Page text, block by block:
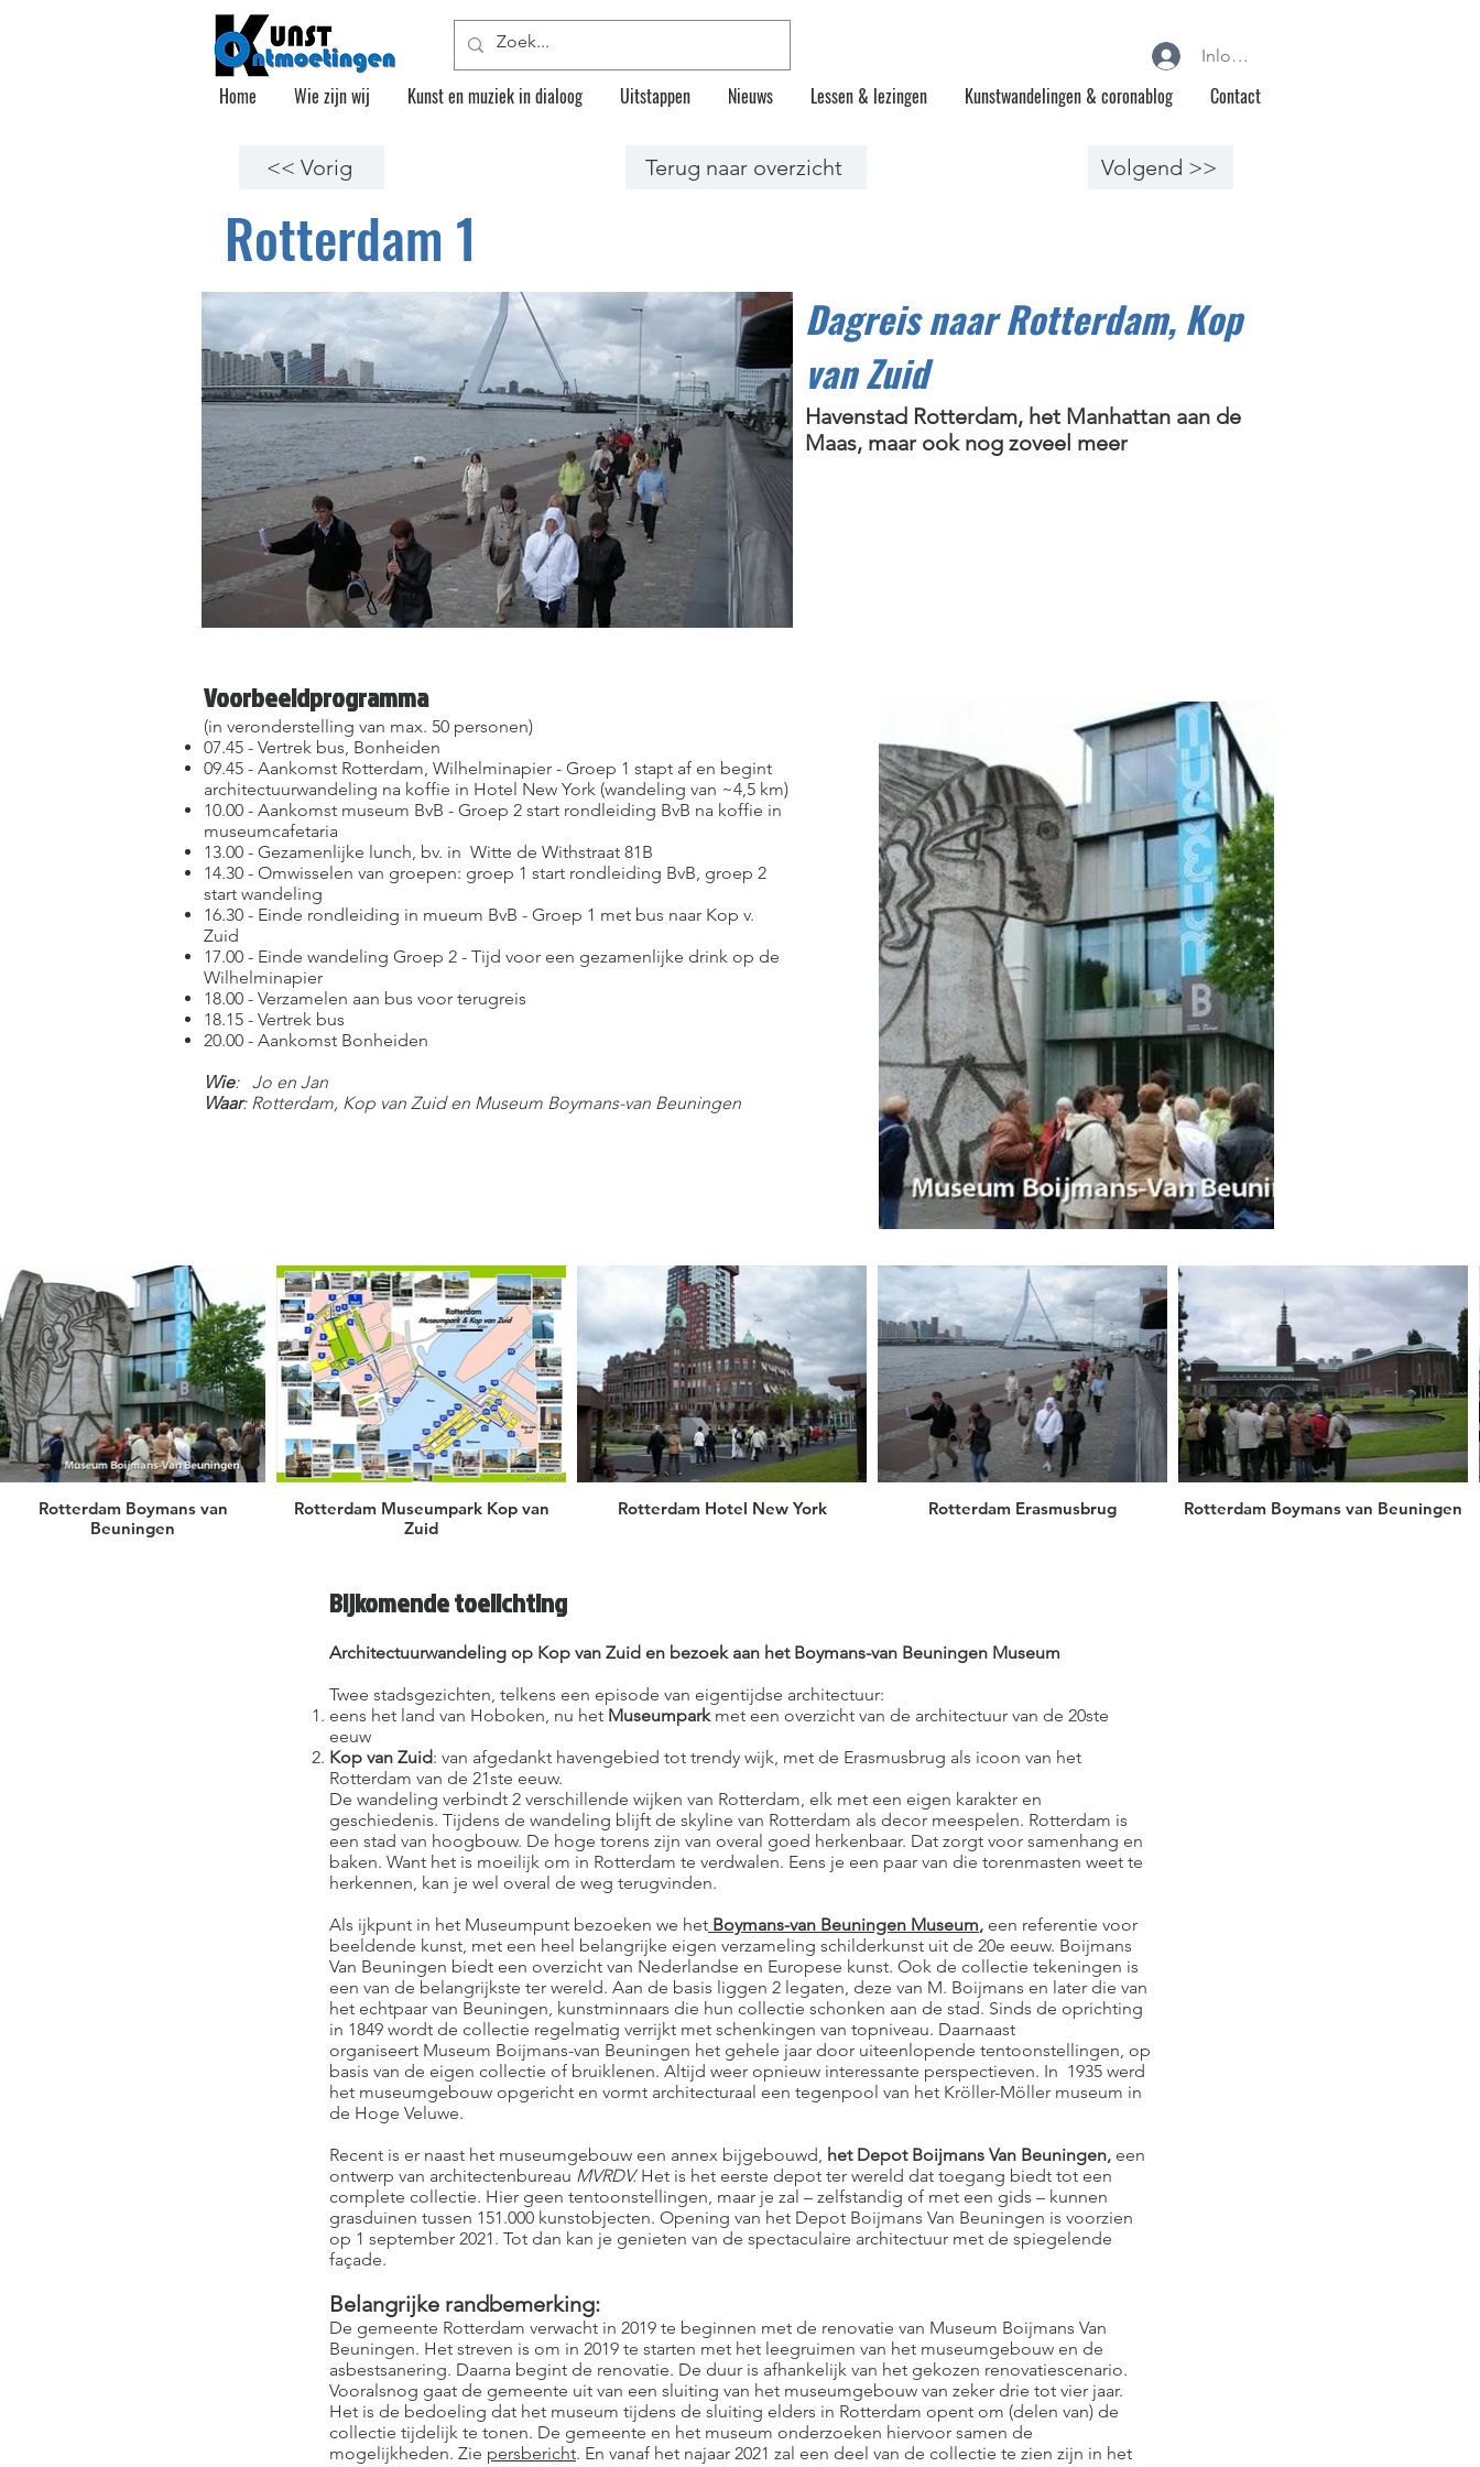
Inloggen
Home Wie zijn wij Kunst en muziek in dialoog Uitstappen Nieuws Lessen & lezingen Kunstwandelingen & coronablog Contact
<< Vorig Terug naar overzicht Volgend >>
Rotterdam 1
Dagreis naar Rotterdam, Kop
van Zuid
Havenstad Rotterdam, het Manhattan aan de
Maas, maar ook nog zoveel meer
Voorbeeldprogramma
(in veronderstelling van max. 50 personen)
07.45 - Vertrek bus, Bonheiden
09.45 - Aankomst Rotterdam, Wilhelminapier - Groep 1 stapt af en begint
architectuurwandeling na koffie in Hotel New York (wandeling van ~4,5 km)
10.00 - Aankomst museum BvB - Groep 2 start rondleiding BvB na koffie in
museumcafetaria
13.00 - Gezamenlijke lunch, bv. in Witte de Withstraat 81B
14.30 - Omwisselen van groepen: groep 1 start rondleiding BvB, groep 2
start wandeling
16.30 - Einde rondleiding in mueum BvB - Groep 1 met bus naar Kop v.
Zuid
17.00 - Einde wandeling Groep 2 - Tijd voor een gezamenlijke drink op de
Wilhelminapier
18.00 - Verzamelen aan bus voor terugreis
18.15 - Vertrek bus
20.00 - Aankomst Bonheiden
Wie: Jo en Jan
Waar: Rotterdam, Kop van Zuid en Museum Boymans-van Beuningen
Rotterdam Boymans van
Beuningen
Rotterdam Museumpark Kop van
Zuid
Rotterdam Hotel New York Rotterdam Erasmusbrug Rotterdam Boymans van Beuningen
Bijkomende toelichting
Architectuurwandeling op Kop van Zuid en bezoek aan het Boymans-van Beuningen Museum
Twee stadsgezichten, telkens een episode van eigentijdse architectuur:
eens het land van Hoboken, nu het Museumparkmet een overzicht van de architectuur van de 20ste
eeuw
Kop van Zuid: van afgedankt havengebied tot trendy wijk, met de Erasmusbrug als icoon van het
Rotterdam van de 21ste eeuw.
De wandeling verbindt 2 verschillende wijken van Rotterdam, elk met een eigen karakter en
geschiedenis. Tijdens de wandeling blijft de skyline van Rotterdam als decor meespelen. Rotterdam is
een stad van hoogbouw. De hoge torens zijn van overal goed herkenbaar. Dat zorgt voor samenhang en
baken. Want het is moeilijk om in Rotterdam te verdwalen. Eens je een paar van die torenmasten weet te
herkennen, kan je wel overal de weg terugvinden.
Als ijkpunt in het Museumpunt bezoeken we het Boymans-van Beuningen Museum, een referentie voor
beeldende kunst, met een heel belangrijke eigen verzameling schilderkunst uit de 20e eeuw. Boijmans
Van Beuningen biedt een overzicht van Nederlandse en Europese kunst. Ook de collectie tekeningen is
een van de belangrijkste ter wereld. Aan de basis liggen 2 legaten, deze van M. Boijmans en later die van
het echtpaar van Beuningen, kunstminnaars die hun collectie schonken aan de stad. Sinds de oprichting
in 1849 wordt de collectie regelmatig verrijkt met schenkingen van topniveau. Daarnaast
organiseert Museum Boijmans-van Beuningen het gehele jaar door uiteenlopende tentoonstellingen, op
basis van de eigen collectie of bruiklenen. Altijd weer opnieuw interessante perspectieven. In 1935 werd
het museumgebouw opgericht en vormt architecturaal een tegenpool van het Kröller-Möller museum in
de Hoge Veluwe.
Recent is er naast het museumgebouw een annex bijgebouwd, het Depot Boijmans Van Beuningen, een
ontwerp van architectenbureau MVRDV.Het is het eerste depot ter wereld dat toegang biedt tot een
complete collectie. Hier geen tentoonstellingen, maar je zal – zelfstandig of met een gids – kunnen
grasduinen tussen 151.000 kunstobjecten. Opening van het Depot Boijmans Van Beuningen is voorzien
op 1 september 2021. Tot dan kan je genieten van de spectaculaire architectuur met de spiegelende
façade.
Belangrijke randbemerking:
De gemeente Rotterdam verwacht in 2019 te beginnen met de renovatie van Museum Boijmans Van
Beuningen. Het streven is om in 2019 te starten met het leegruimen van het museumgebouw en de
asbestsanering. Daarna begint de renovatie. De duur is afhankelijk van het gekozen renovatiescenario.
Vooralsnog gaat de gemeente uit van een sluiting van het museumgebouw van zeker drie tot vier jaar.
Het is de bedoeling dat het museum tijdens de sluiting elders in Rotterdam opent om (delen van) de
collectie tijdelijk te tonen. De gemeente en het museum onderzoeken hiervoor samen de
mogelijkheden. Zie persbericht. En vanaf het najaar 2021 zal een deel van de collectie te zien zijn in het